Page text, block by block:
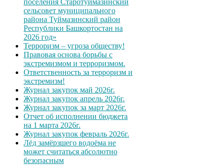
сельсовет муниципального
района Туймазинский район
Республики Башкортостан на
2026 год»
Терроризм – угроза обществу!
Правовая основа борьбы с
экстремизмом и терроризмом.
Ответственность за терроризм и
экстремизм!
Журнал закупок май 2026г.
Журнал закупок апрель 2026г.
Журнал закупок за март 2026г.
Отчет об исполнении бюджета
на 1 марта 2026г.
Журнал закупок февраль 2026г.
Лёд замёрзшего водоёма не
может считаться абсолютно
безопасным